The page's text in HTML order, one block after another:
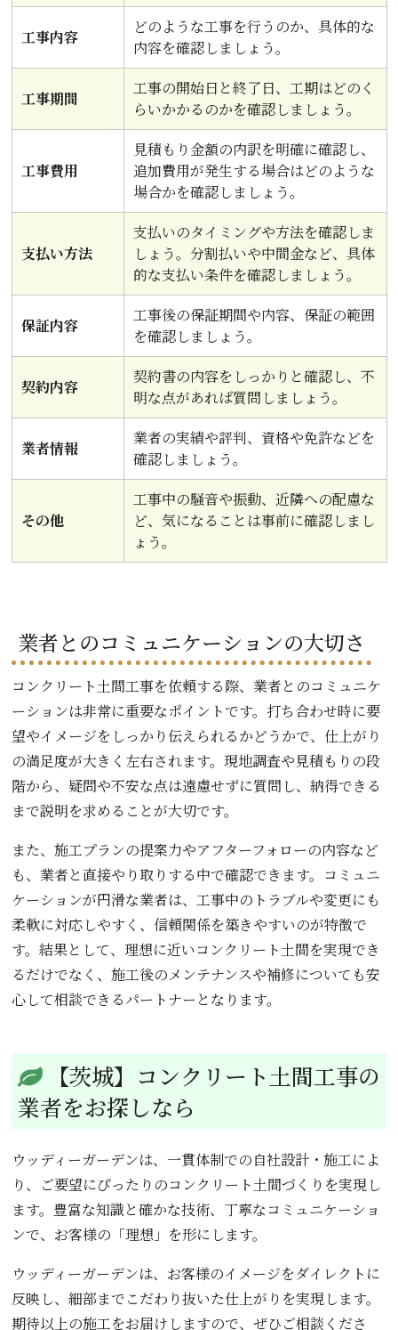
工事内容
どのような工事を行うのか、具体的な
内容を確認しましょう。
工事期間
工事の開始日と終了日、工期はどのく
らいかかるのかを確認しましょう。
工事費用
見積もり金額の内訳を明確に確認し、
追加費用が発生する場合はどのような
場合かを確認しましょう。
支払い方法
支払いのタイミングや方法を確認しま
しょう。分割払いや中間金など、具体
的な支払い条件を確認しましょう。
保証内容
工事後の保証期間や内容、保証の範囲
を確認しましょう。
契約内容
契約書の内容をしっかりと確認し、不
明な点があれば質問しましょう。
業者情報
業者の実績や評判、資格や免許などを
確認しましょう。
その他
工事中の騒音や振動、近隣への配慮な
ど、気になることは事前に確認しまし
ょう。
業者とのコミュニケーションの大切さ
コンクリート土間工事を依頼する際、業者とのコミュニケ
ーションは非常に重要なポイントです。打ち合わせ時に要
望やイメージをしっかり伝えられるかどうかで、仕上がり
の満足度が大きく左右されます。現地調査や見積もりの段
階から、疑問や不安な点は遠慮せずに質問し、納得できる
まで説明を求めることが大切です。
また、施工プランの提案力やアフターフォローの内容など
も、業者と直接やり取りする中で確認できます。コミュニ
ケーションが円滑な業者は、工事中のトラブルや変更にも
柔軟に対応しやすく、信頼関係を築きやすいのが特徴で
す。結果として、理想に近いコンクリート土間を実現でき
るだけでなく、施工後のメンテナンスや補修についても安
心して相談できるパートナーとなります。
【茨城】コンクリート土間工事の
業者をお探しなら
ウッディーガーデンは、一貫体制での自社設計・施工によ
り、ご要望にぴったりのコンクリート土間づくりを実現し
ます。豊富な知識と確かな技術、丁寧なコミュニケーショ
ンで、お客様の「理想」を形にします。
ウッディーガーデンは、お客様のイメージをダイレクトに
反映し、細部までこだわり抜いた仕上がりを実現します。
期待以上の施工をお届けしますので、ぜひご相談くださ